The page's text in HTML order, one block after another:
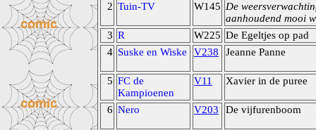
2 Tuin-TV W145 De
aanhoudend mooi
3 R W225 De Egeltjes op pad
4 Suske en Wiske V238 Jeanne Panne
5 FC de
Kampioenen
V11 Xavier in de puree
6 Nero V203 De vijfurenboom